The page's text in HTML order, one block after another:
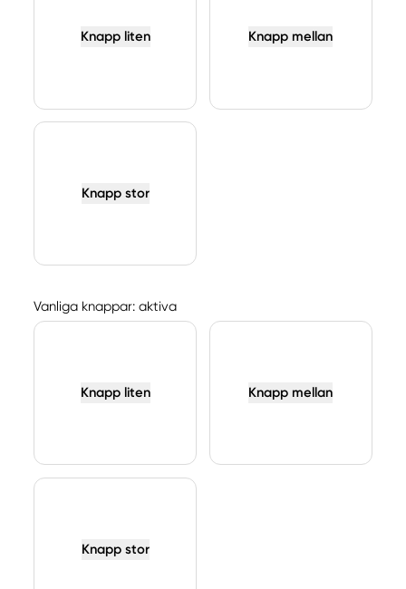
Knapp liten Knapp mellan
Knapp stor
Vanliga knappar: aktiva
Knapp liten Knapp mellan
Knapp stor